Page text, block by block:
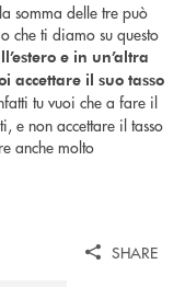
somma delle tre può
che ti diamo su questo
e in un’altra
accettare il suo tasso
tu vuoi che a fare il
e non accettare il tasso
anche molto
SHARE